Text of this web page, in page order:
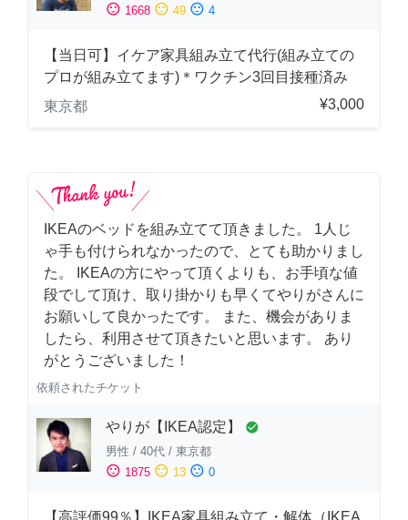
sentiment_satisfied 1668 sentiment_neutral 49 sentiment_dissatisfied 4
【当日可】イケア家具組み立て代行(組み立ての
プロが組み立てます)＊ワクチン3回目接種済み
東京都
¥3,000
IKEAのベッドを組み立てて頂きました。 1人じ
ゃ手も付けられなかったので、とても助かりまし
た。 IKEAの方にやって頂くよりも、お手頃な値
段でして頂け、取り掛かりも早くてやりがさんに
お願いして良かったです。 また、機会がありま
したら、利用させて頂きたいと思います。 あり
がとうございました！
依頼されたチケット
やりが【IKEA認定】 check_circle
男性 / 40代 / 東京都
sentiment_satisfied 1875 sentiment_neutral 13 sentiment_dissatisfied 0